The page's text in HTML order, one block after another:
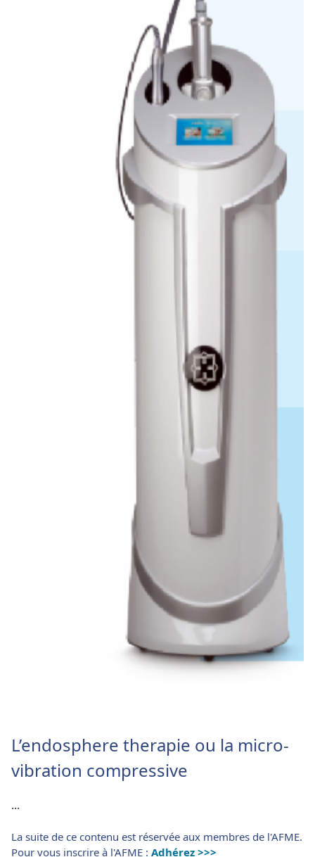
L’endosphere therapie ou la micro-
vibration compressive
...
La suite de ce contenu est réservée aux membres de l'AFME.
Pour vous inscrire à l'AFME : Adhérez >>>